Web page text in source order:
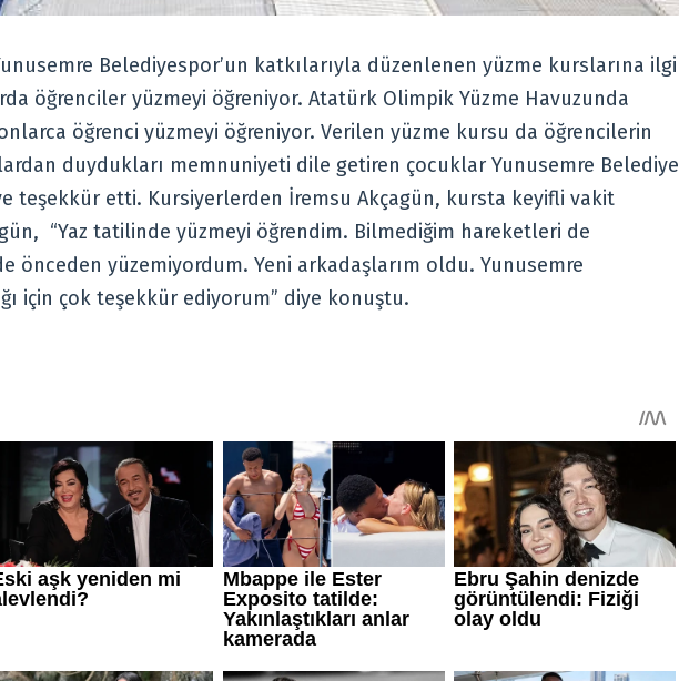
Belediyespor’un katkılarıyla düzenlenen yüzme kurslarına ilgi
öğrenciler yüzmeyi öğreniyor. Atatürk Olimpik Yüzme Havuzunda
öğrenci yüzmeyi öğreniyor. Verilen yüzme kursu da öğrencilerin
duydukları memnuniyeti dile getiren çocuklar Yunusemre Belediye
teşekkür etti. Kursiyerlerden İremsu Akçagün, kursta keyifli vakit
“Yaz tatilinde yüzmeyi öğrendim. Bilmediğim hareketleri de
önceden yüzemiyordum. Yeni arkadaşlarım oldu. Yunusemre
için çok teşekkür ediyorum” diye konuştu.